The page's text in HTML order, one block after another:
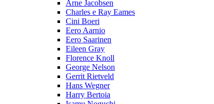
Arne Jacobsen
Charles e Ray Eames
Cini Boeri
Eero Aarnio
Eero Saarinen
Eileen Gray
Florence Knoll
George Nelson
Gerrit Rietveld
Hans Wegner
Harry Bertoia